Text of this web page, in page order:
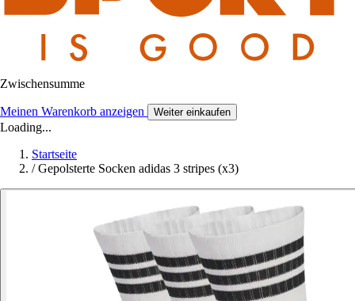
Zwischensumme
Meinen Warenkorb anzeigen Weiter einkaufen
Loading...
Startseite
/ Gepolsterte Socken adidas 3 stripes (x3)